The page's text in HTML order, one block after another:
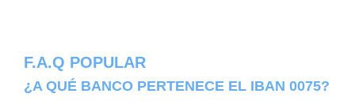
F.A.Q POPULAR
¿A QUÉ BANCO PERTENECE EL IBAN 0075?